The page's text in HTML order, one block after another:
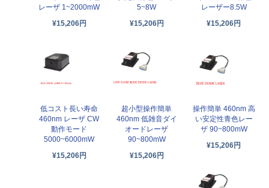
レーザ 1~2000mW
¥15,206円
5~8W
¥15,206円
レーザー8.5W
¥15,206円
低コスト長い寿命
460nm レーザ CW
動作モード
5000~6000mW
¥15,206円
超小型操作簡単
460nm 低雑音ダイ
オードレーザ
90~800mW
¥15,206円
操作簡単 460nm 高
い安定性青色レー
ザ 90~800mW
¥15,206円